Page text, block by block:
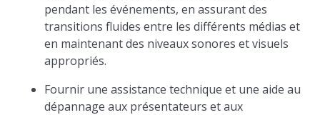
pendant les événements, en assurant des
transitions fluides entre les différents médias et
en maintenant des niveaux sonores et visuels
appropriés.
Fournir une assistance technique et une aide au
dépannage aux présentateurs et aux